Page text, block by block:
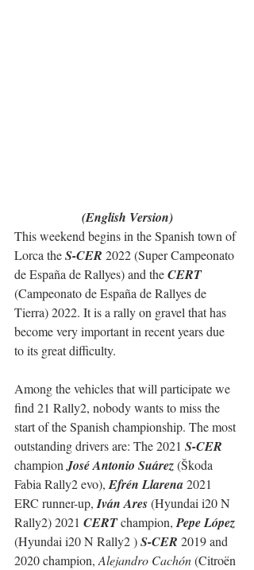
(English Version)
This weekend begins in the Spanish town of
Lorca the S-CER 2022 (Super Campeonato
de España de Rallyes) and the CERT
(Campeonato de España de Rallyes de
Tierra) 2022. It is a rally on gravel that has
become very important in recent years due
to its great difficulty.
Among the vehicles that will participate we
find 21 Rally2, nobody wants to miss the
start of the Spanish championship. The most
outstanding drivers are: The 2021 S-CER
champion José Antonio Suárez (Škoda
Fabia Rally2 evo), Efrén Llarena 2021
ERC runner-up, Iván Ares (Hyundai i20 N
Rally2) 2021 CERT champion, Pepe López
(Hyundai i20 N Rally2 ) S-CER 2019 and
2020 champion, Alejandro Cachón (Citroën